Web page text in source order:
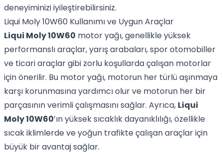
deneyiminizi iyileştirebilirsiniz.
Liqui Moly 10W60 Kullanımı ve Uygun Araçlar
Liqui Moly 10W60 motor yağı, genellikle yüksek
performanslı araçlar, yarış arabaları, spor otomobiller
ve ticari araçlar gibi zorlu koşullarda çalışan motorlar
için önerilir. Bu motor yağı, motorun her türlü aşınmaya
karşı korunmasına yardımcı olur ve motorun her bir
parçasının verimli çalışmasını sağlar. Ayrıca, Liqui
Moly 10W60’ın yüksek sıcaklık dayanıklılığı, özellikle
sıcak iklimlerde ve yoğun trafikte çalışan araçlar için
büyük bir avantaj sağlar.